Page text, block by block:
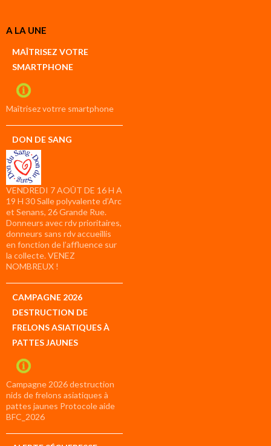
Créer
compte
compte
A LA UNE
MAÎTRISEZ VOTRE
SMARTPHONE
Maîtrisez votrre smartphone
DON DE SANG
VENDREDI 7 AOÛT DE 16 H A
19 H 30 Salle polyvalente d’Arc
et Senans, 26 Grande Rue.
Donneurs avec rdv prioritaires,
donneurs sans rdv accueillis
en fonction de l’affluence sur
la collecte. VENEZ
NOMBREUX !
CAMPAGNE 2026
DESTRUCTION DE
FRELONS ASIATIQUES À
PATTES JAUNES
Campagne 2026 destruction
nids de frelons asiatiques à
pattes jaunes Protocole aide
BFC_2026